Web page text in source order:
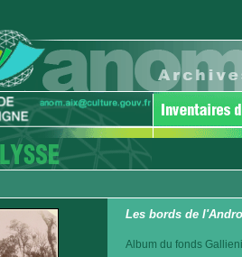
Les bords de
Album du fonds